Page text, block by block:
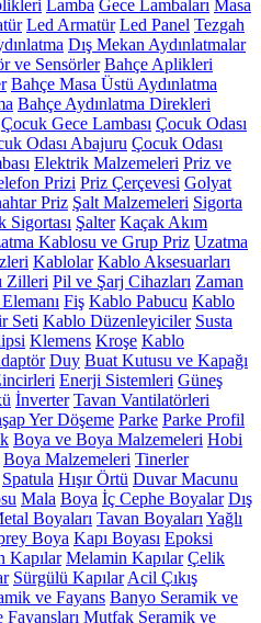
Lamba Gece Lambaları Masa
Led Armatür Led Panel Tezgah
Dış Mekan Aydınlatmalar
ve Sensörler Bahçe Aplikleri
Bahçe Masa Üstü Aydınlatma
Bahçe Aydınlatma Direkleri
Çocuk Gece Lambası Çocuk Odası
Odası Abajuru Çocuk Odası
Elektrik Malzemeleri Priz ve
Prizi Priz Çerçevesi Golyat
Priz Şalt Malzemeleri Sigorta
Sigortası Şalter Kaçak Akım
Kablosu ve Grup Priz Uzatma
Kablolar Kablo Aksesuarları
Zilleri Pil ve Şarj Cihazları Zaman
Fiş Kablo Pabucu Kablo
Seti Kablo Düzenleyiciler Susta
Klemens Kroşe Kablo
Duy Buat Kutusu ve Kapağı
Enerji Sistemleri Güneş
İnverter Tavan Vantilatörleri
Yer Döşeme Parke Parke Profil
Boya ve Boya Malzemeleri Hobi
Boya Malzemeleri Tinerler
Spatula Hışır Örtü Duvar Macunu
Mala Boya İç Cephe Boyalar Dış
Boyaları Tavan Boyaları Yağlı
Boya Kapı Boyası Epoksi
Kapılar Melamin Kapılar Çelik
Sürgülü Kapılar Acil Çıkış
ve Fayans Banyo Seramik ve
Mutfak Seramik ve